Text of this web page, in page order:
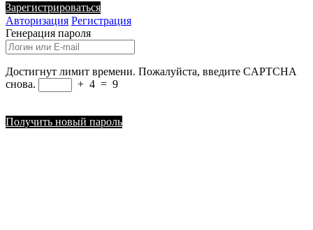
Зарегистрироваться
Авторизация Регистрация
Генерация пароля
Достигнут лимит времени. Пожалуйста, введите CAPTCHA
снова.
+ 4 = 9
Получить новый пароль